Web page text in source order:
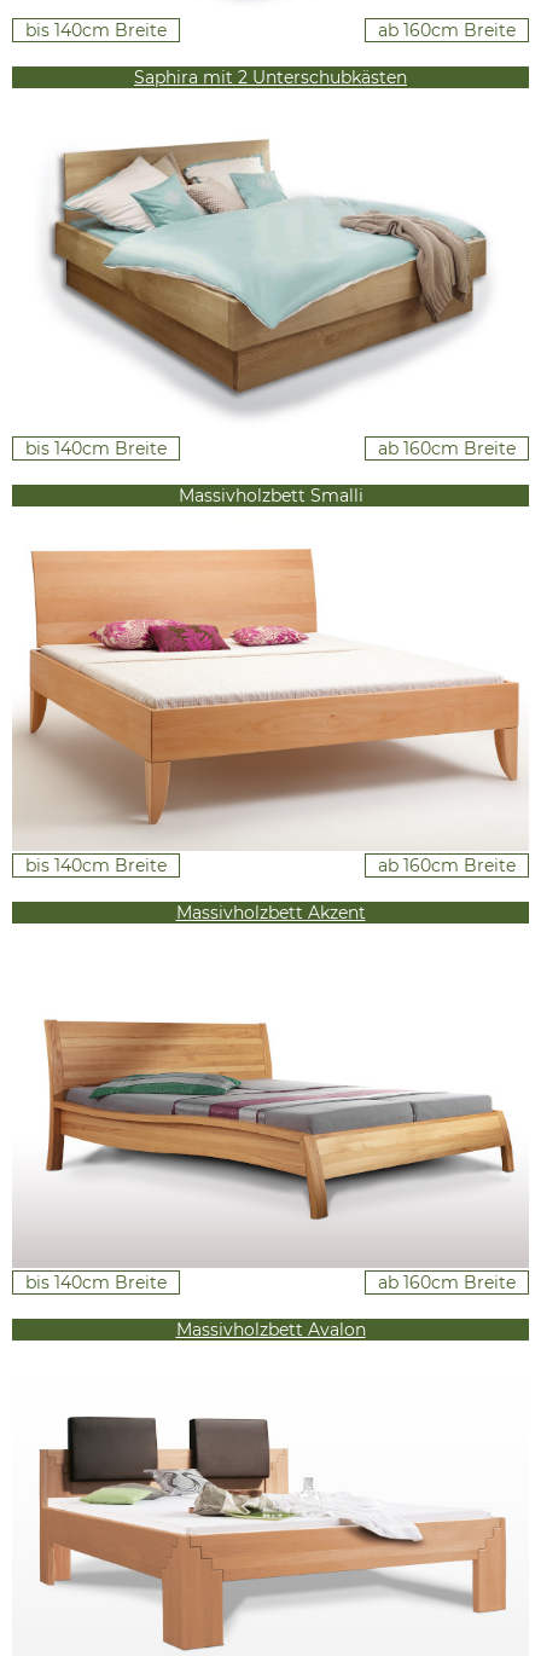
bis 140cm Breite ab 160cm Breite
Saphira mit 2 Unterschubkästen
bis 140cm Breite ab 160cm Breite
Massivholzbett Smalli
bis 140cm Breite ab 160cm Breite
Massivholzbett Akzent
bis 140cm Breite ab 160cm Breite
Massivholzbett Avalon